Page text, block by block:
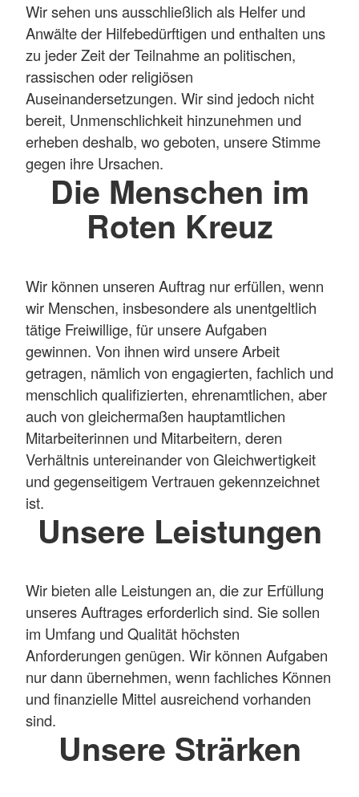
Wir sehen uns ausschließlich als Helfer und
Anwälte der Hilfebedürftigen und enthalten uns
zu jeder Zeit der Teilnahme an politischen,
rassischen oder religiösen
Auseinandersetzungen. Wir sind jedoch nicht
bereit, Unmenschlichkeit hinzunehmen und
erheben deshalb, wo geboten, unsere Stimme
gegen ihre Ursachen.
Die Menschen im
Roten Kreuz
Wir können unseren Auftrag nur erfüllen, wenn
wir Menschen, insbesondere als unentgeltlich
tätige Freiwillige, für unsere Aufgaben
gewinnen. Von ihnen wird unsere Arbeit
getragen, nämlich von engagierten, fachlich und
menschlich qualifizierten, ehrenamtlichen, aber
auch von gleichermaßen hauptamtlichen
Mitarbeiterinnen und Mitarbeitern, deren
Verhältnis untereinander von Gleichwertigkeit
und gegenseitigem Vertrauen gekennzeichnet
ist.
Unsere Leistungen
Wir bieten alle Leistungen an, die zur Erfüllung
unseres Auftrages erforderlich sind. Sie sollen
im Umfang und Qualität höchsten
Anforderungen genügen. Wir können Aufgaben
nur dann übernehmen, wenn fachliches Können
und finanzielle Mittel ausreichend vorhanden
sind.
Unsere Strärken